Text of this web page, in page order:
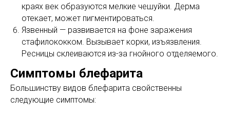
краях век образуются мелкие чешуйки. Дерма
отекает, может пигментироваться.
Язвенный — развивается на фоне заражения
стафилококком. Вызывает корки, изъязвления.
Ресницы склеиваются из-за гнойного отделяемого.
Симптомы блефарита
Большинству видов блефарита свойственны
следующие симптомы: